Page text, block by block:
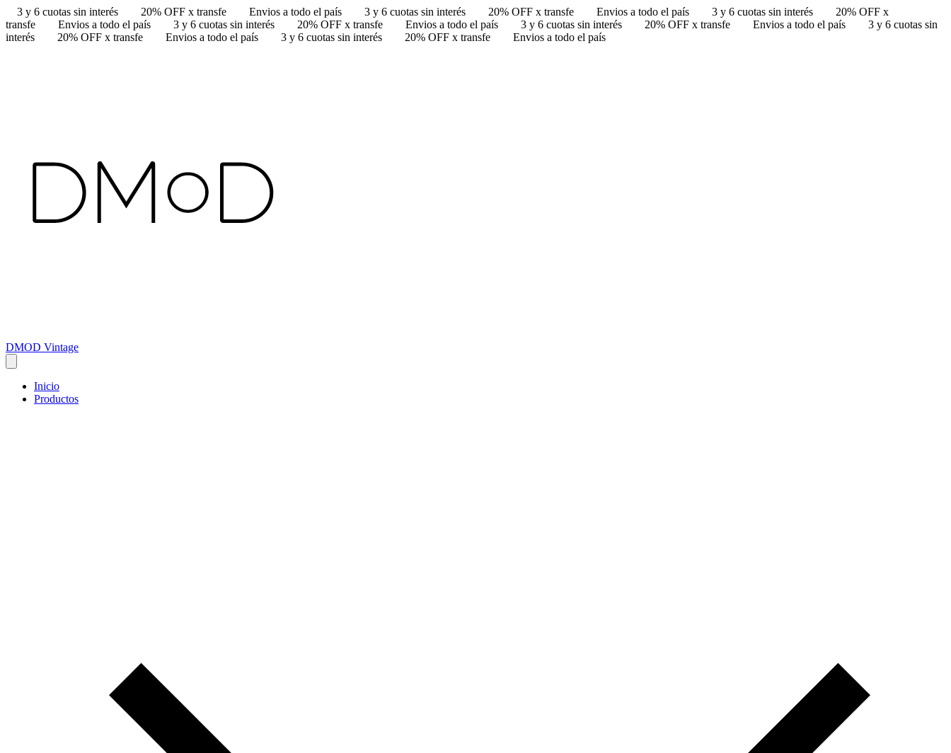
3 y 6 cuotas sin interés 20% OFF x transfe Envios a todo el país 3 y 6 cuotas sin interés 20% OFF x transfe Envios a todo el país 3 y 6 cuotas sin interés
20% OFF x
transfe
Envios a todo el país 3 y 6 cuotas sin interés 20% OFF x transfe Envios a todo el país 3 y 6 cuotas sin interés 20% OFF x transfe Envios a todo el país
3 y 6 cuotas sin
interés
20% OFF x transfe Envios a todo el país 3 y 6 cuotas sin interés 20% OFF x transfe Envios a todo el país
DMOD Vintage
Inicio
Productos